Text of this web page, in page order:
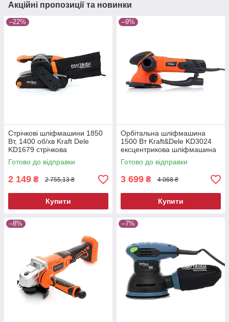
Акційні пропозиції та новинки
–22%
Стрічкові шліфмашини 1850
Вт, 1400 об/хв Kraft Dele
KD1679 стрічкова
шліфувальна машина
Готово до відправки
2 149 ₴ 2 755,13 ₴
Купити
–9%
Орбітальна шліфмашина
1500 Вт Kraft&Dele KD3024
ексцентрикова шліфмашина
Готово до відправки
3 699 ₴ 4 068 ₴
Купити
–8% –7%